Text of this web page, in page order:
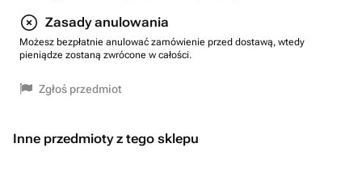
Zasady anulowania
Możesz bezpłatnie anulować zamówienie przed dostawą, wtedy
pieniądze zostaną zwrócone w całości.
Zgłoś przedmiot
Inne przedmioty z tego sklepu